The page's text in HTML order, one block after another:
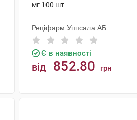
мг 100 шт
Реціфарм Уппсала АБ
Є в наявності
від 852.80 грн